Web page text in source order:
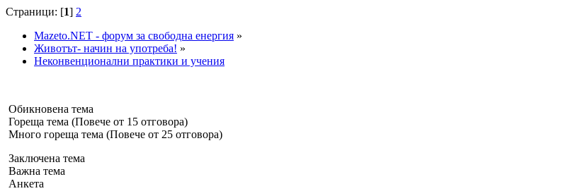
Страници: [1] 2
Mazeto.NET - форум за свободна енергия »
Животът- начин на употреба! »
Неконвенционални практики и учения
Обикновена тема
Гореща тема (Повече от 15 отговора)
Много гореща тема (Повече от 25 отговора)
Заключена тема
Важна тема
Анкета